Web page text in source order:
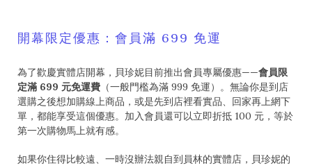
開幕限定優惠：會員滿 699 免運
為了歡慶實體店開幕，貝珍妮目前推出會員專屬優惠——會員限
定滿 699 元免運費 （一般門檻為滿 999 免運）。無論你是到店
選購之後想加購線上商品，或是先到店裡看實品、回家再上網下
單，都能享受這個優惠。加入會員還可以立即折抵 100 元，等於
第一次購物馬上就有感。
如果你住得比較遠、一時沒辦法親自到員林的實體店，貝珍妮的